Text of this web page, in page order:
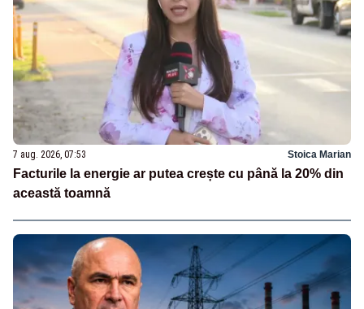
7 aug. 2026, 07:53 Stoica Marian
Facturile la energie ar putea crește cu până la 20% din
această toamnă